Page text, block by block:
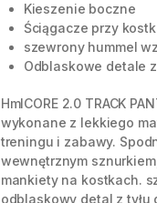
Kieszenie boczne
Ściągacze przy
szewrony hummel
Odblaskowe detale z
HmlCORE 2.0 TRACK
wykonane z lekkiego
treningu i zabawy.
wewnętrznym
mankiety na kostkach.
odblaskowy detal z tyłu